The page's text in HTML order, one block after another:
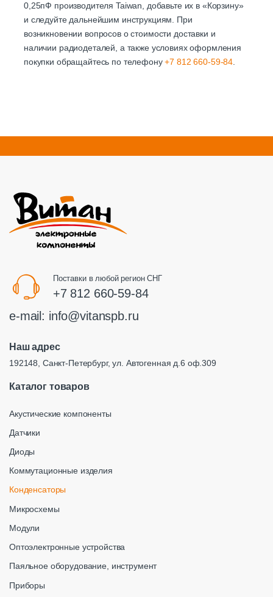
0,25пФ производителя Taiwan, добавьте их в «Корзину»
и следуйте дальнейшим инструкциям. При
возникновении вопросов о стоимости доставки и
наличии радиодеталей, а также условиях оформления
покупки обращайтесь по телефону+7 812 660-59-84.
Поставки в любой регион СНГ
+7 812 660-59-84
e-mail: info@vitanspb.ru
Наш адрес
192148, Санкт-Петербург, ул. Автогенная д.6 оф.309
Каталог товаров
Акустические компоненты
Датчики
Диоды
Коммутационные изделия
Конденсаторы
Микросхемы
Модули
Оптоэлектронные устройства
Паяльное оборудование, инструмент
Приборы